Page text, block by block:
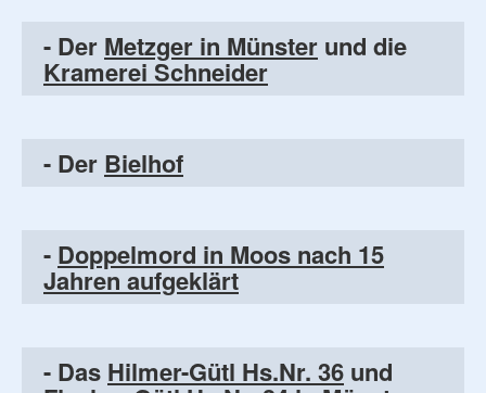
- Der Metzger in Münster und die
Kramerei Schneider
- Der Bielhof
- Doppelmord in Moos nach 15
Jahren aufgeklärt
- Das Hilmer-Gütl Hs.Nr. 36 und